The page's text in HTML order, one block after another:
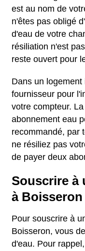
est au nom de
n'êtes pas obligé
d'eau de votre
résiliation n'est
reste ouvert pour
Dans un
fournisseur pour
votre compteur.
abonnement eau
recommandé, par
ne résiliez pas
de payer deux
Souscrire à
à Boisseron
Pour souscrire à
Boisseron, vous
d'eau. Pour